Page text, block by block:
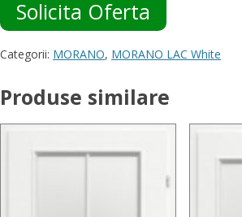
Solicita Oferta
Categorii: MORANO, MORANO LAC White
Produse similare